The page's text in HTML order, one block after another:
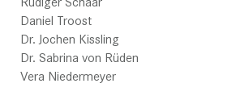
Daniel Troost
Dr. Jochen Kissling
Dr. Sabrina von Rüden
Vera Niedermeyer